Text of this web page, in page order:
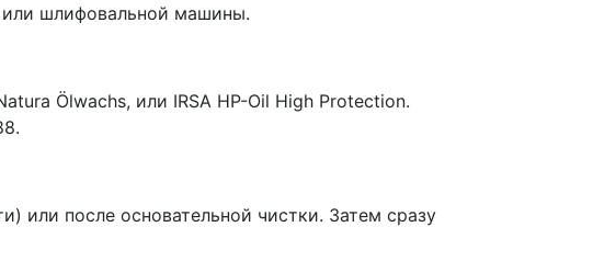
или шлифовальной машины.
Ölwachs, или IRSA HP-Oil High Protection.
или после основательной чистки. Затем сразу